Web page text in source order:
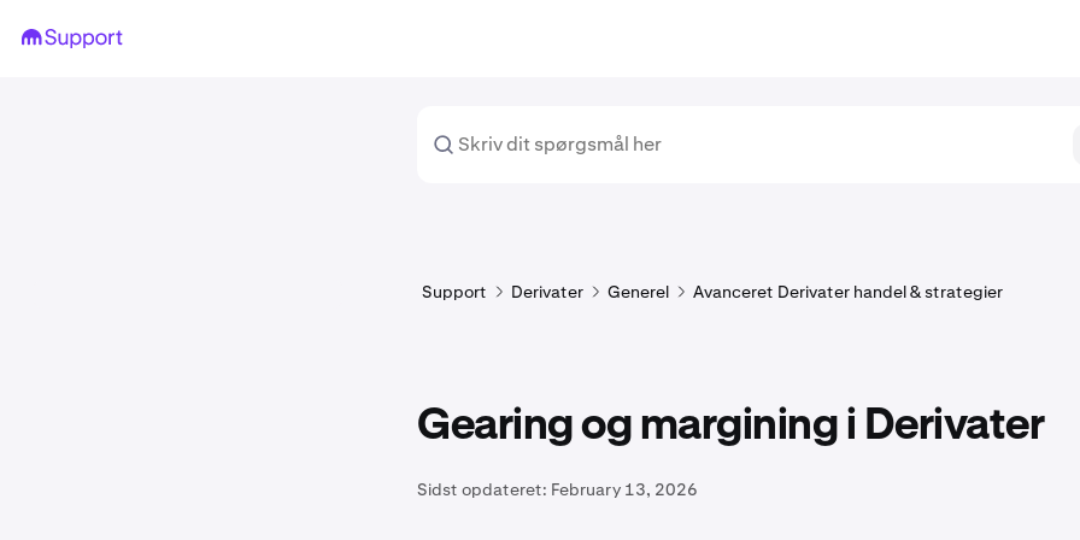
Support Derivater Generel Avanceret Derivater handel & strategier
Gearing og margining i Derivater
Sidst opdateret: February 13, 2026